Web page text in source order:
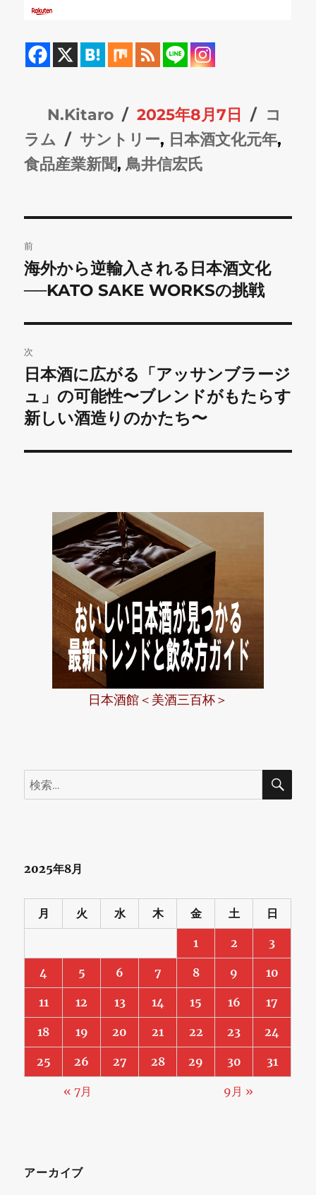
投
稿
者
N.Kitaro
投
稿
日:
2025年8月7日
カ
テ
ー
コ
ラム
タ
グ
サントリー, 日本酒文化元年,
食品産業新聞,鳥井信宏氏
稿
ナ
ビ
ゲ
ー
シ
前
前
稿:
海外から逆輸入される日本酒文化
──KATO SAKE WORKSの挑戦
次
次
の
投
日本酒に広がる「アッサンブラージ
ュ」の可能性〜ブレンドがもたらす
新しい酒造りのかたち〜
日本酒館＜美酒三百杯＞
検
索:
検
2025年8月
月 火 水 木 金 土 日
1 2 3
4 5 6 7 8 9 10
11 12 13 14 15 16 17
18 19 20 21 22 23 24
25 26 27 28 29 30 31
« 7月 9月 »
アーカイブ